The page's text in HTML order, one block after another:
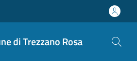
di Trezzano Rosa